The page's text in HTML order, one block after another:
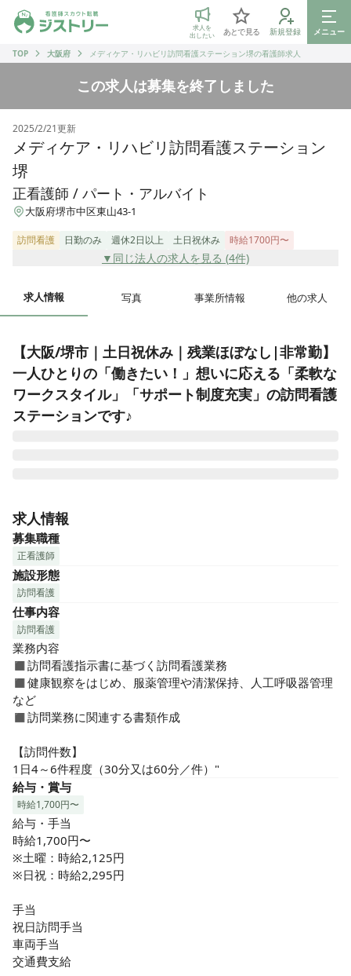
ジストリー 看護師の転職マッチング
求人を
出したい
あとで見る 新規登録
メニュー
TOP
大阪府 メディケア・リハビリ訪問看護ステーション堺の看護師求人
この求人は募集を終了しました
2025/2/21更新
メディケア・リハビリ訪問看護ステーション
堺
正看護師 / パート・アルバイト
大阪府堺市中区東山43-1
訪問看護 日勤のみ 週休2日以上 土日祝休み 時給1700円〜
▼同じ法人の求人を見る (4件)
求人情報 写真 事業所情報 他の求人
【大阪/堺市｜土日祝休み｜残業ほぼなし|非常勤】
一人ひとりの「働きたい！」想いに応える「柔軟な
ワークスタイル」「サポート制度充実」の訪問看護
ステーションです♪
域に訪問看護ステーションを設け、地域に根ざした訪問看
護・リハビリテーションサービスをご提供しています。
小児から高齢者まで、年齢などを問わず訪問看護を必要とす
るすべての方にご利用いただけます。地域の医療機関など、
他職種と連携を取りながら、ご利用者やご家族の方に安心し
てご自宅で過ごしていただけるよう努めています。
◼︎◼︎おすすめポイント◼︎◼︎
◆利用者様やご家族はもちろん、働くスタッフを含めた
「人」を大切にしている法人です♪働くスタッフが充実してい
るからこそ、利用者様ご家族にも最高の医療が提供できる、
そんな「心」の通った温かな現場です！
【未経験OK！安心のサポート体制】
訪問看護未経験からスタートしているスタッフも多くいま
す。社内外の研修はもちろん、入職後の同行や相談体制など
不安なく安心して働けるサポート体制をとっています。
ひとり立ち後も、不安があれば同行訪問を行ったり、トラブ
ルや判断がつかないことが起きても、すぐに管理者や先輩看
護師に社用スマホで相談できるので現場で「独り」になるこ
とはありません。
【子育てと仕事の両立は欲張りではない】
メディケア・リハビリでは、ほとんど残業なしで働けるの
で、「やりたい！楽しい！と思える仕事」に携わりながら、
プライベートも充実させているスタッフが多くいます。
求人情報
募集職種
正看護師
施設形態
訪問看護
仕事内容
訪問看護
業務内容
◼︎訪問看護指示書に基づく訪問看護業務
◼︎健康観察をはじめ、服薬管理や清潔保持、人工呼吸器管理
など
◼︎訪問業務に関連する書類作成
【訪問件数】
1日4～6件程度（30分又は60分／件）"
給与・賞与
時給1,700円〜
給与・手当
時給1,700円〜
※土曜：時給2,125円
※日祝：時給2,295円
手当
祝日訪問手当
車両手当
交通費支給